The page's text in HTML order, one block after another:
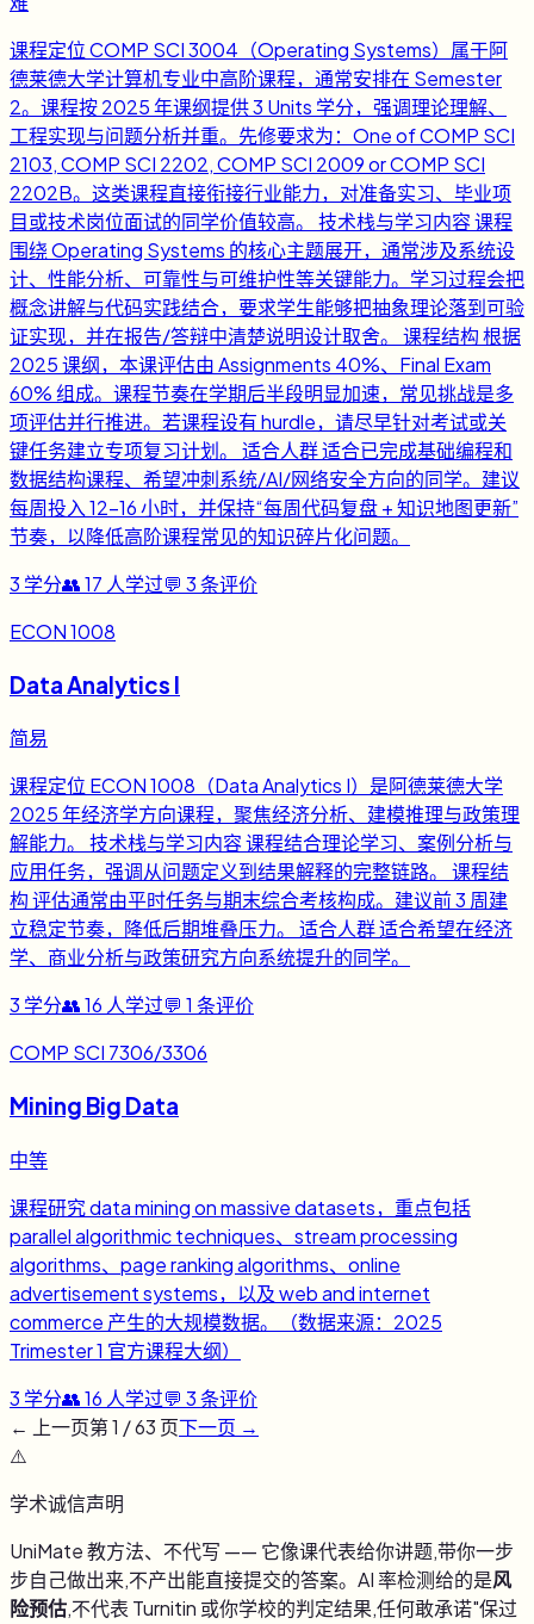
课程定位 COMP SCI 3004（Operating Systems）属于阿
德莱德大学计算机专业中高阶课程，通常安排在 Semester
2。课程按 2025 年课纲提供 3 Units 学分，强调理论理解、
工程实现与问题分析并重。先修要求为：One of COMP SCI
2103, COMP SCI 2202, COMP SCI 2009 or COMP SCI
2202B。这类课程直接衔接行业能力，对准备实习、毕业项
目或技术岗位面试的同学价值较高。 技术栈与学习内容 课程
围绕 Operating Systems 的核心主题展开，通常涉及系统设
计、性能分析、可靠性与可维护性等关键能力。学习过程会把
概念讲解与代码实践结合，要求学生能够把抽象理论落到可验
证实现，并在报告/答辩中清楚说明设计取舍。 课程结构 根据
2025 课纲，本课评估由 Assignments 40%、Final Exam
60% 组成。课程节奏在学期后半段明显加速，常见挑战是多
项评估并行推进。若课程设有 hurdle，请尽早针对考试或关
键任务建立专项复习计划。 适合人群 适合已完成基础编程和
数据结构课程、希望冲刺系统/AI/网络安全方向的同学。建议
每周投入 12-16 小时，并保持“每周代码复盘 + 知识地图更新”
节奏，以降低高阶课程常见的知识碎片化问题。
3 学分👥17 人学过💬 3条评价
ECON 1008
Data Analytics I
简易
课程定位 ECON 1008（Data Analytics I）是阿德莱德大学
2025 年经济学方向课程，聚焦经济分析、建模推理与政策理
解能力。 技术栈与学习内容 课程结合理论学习、案例分析与
应用任务，强调从问题定义到结果解释的完整链路。 课程结
构 评估通常由平时任务与期末综合考核构成。建议前 3 周建
立稳定节奏，降低后期堆叠压力。 适合人群 适合希望在经济
学、商业分析与政策研究方向系统提升的同学。
3 学分👥16 人学过💬 1 条评价
COMP SCI 7306/3306
Mining Big Data
中等
课程研究 data mining on massive datasets，重点包括
parallel algorithmic techniques、stream processing
algorithms、page ranking algorithms、online
advertisement systems，以及 web and internet
commerce 产生的大规模数据。（数据来源：2025
Trimester 1 官方课程大纲）
3 学分👥16 人学过💬 3条评价
← 上一页第1 /63 页下一页 →
⚠️
学术诚信声明
UniMate 教方法、不代写 —— 它像课代表给你讲题,带你一步
步自己做出来,不产出能直接提交的答案。AI 率检测给的是风
险预估,不代表 Turnitin 或你学校的判定结果,任何敢承诺"保过